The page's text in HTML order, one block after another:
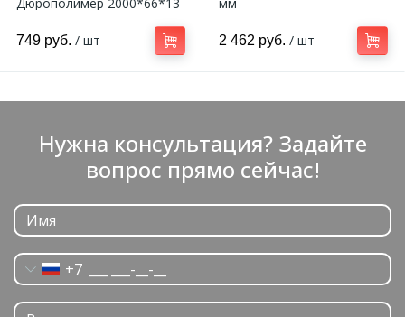
749 руб. / шт 2 462 руб. / шт
Нужна консультация? Задайте
вопрос прямо сейчас!
+7